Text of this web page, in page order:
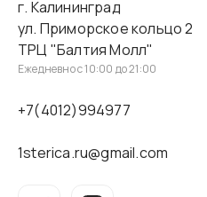
г. Калининград
ул. Приморское кольцо 2
ТРЦ "Балтия Молл"
Ежедневно с 10:00 до 21:00
+7(4012)994977
1sterica.ru@gmail.com